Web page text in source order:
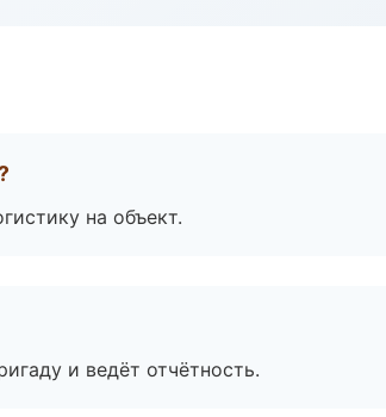
на объект.
и ведёт отчётность.